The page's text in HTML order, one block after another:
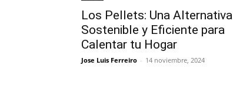
Los Pellets: Una Alternativa
Sostenible y Eficiente para
Calentar tu Hogar
Jose Luis Ferreiro - 14 noviembre, 2024